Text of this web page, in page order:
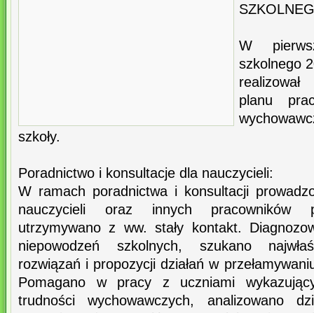
W
szkolnego
planu
szkoły.
Poradnictwo i konsultacje dla nauczycieli:
W ramach poradnictwa i konsultacji
nauczycieli oraz innych pracowników
utrzymywano z ww. stały kontakt.
niepowodzeń szkolnych, szukano
rozwiązań i propozycji działań w
Pomagano w pracy z uczniami
trudności wychowawczych, analizowano